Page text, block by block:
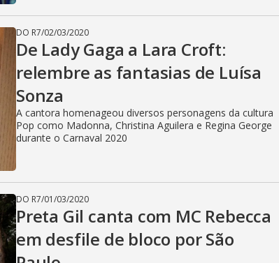
DO R7/02/03/2020
De Lady Gaga a Lara Croft:
relembre as fantasias de Luísa
Sonza
A cantora homenageou diversos personagens da cultura
Pop como Madonna, Christina Aguilera e Regina George
durante o Carnaval 2020
DO R7/01/03/2020
Preta Gil canta com MC Rebecca
em desfile de bloco por São